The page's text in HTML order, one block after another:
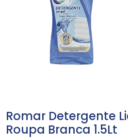
Romar Detergente
Roupa Branca 1.5Lt